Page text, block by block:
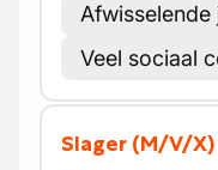
Afwisselende
Veel sociaal
Slager (M/V/X)